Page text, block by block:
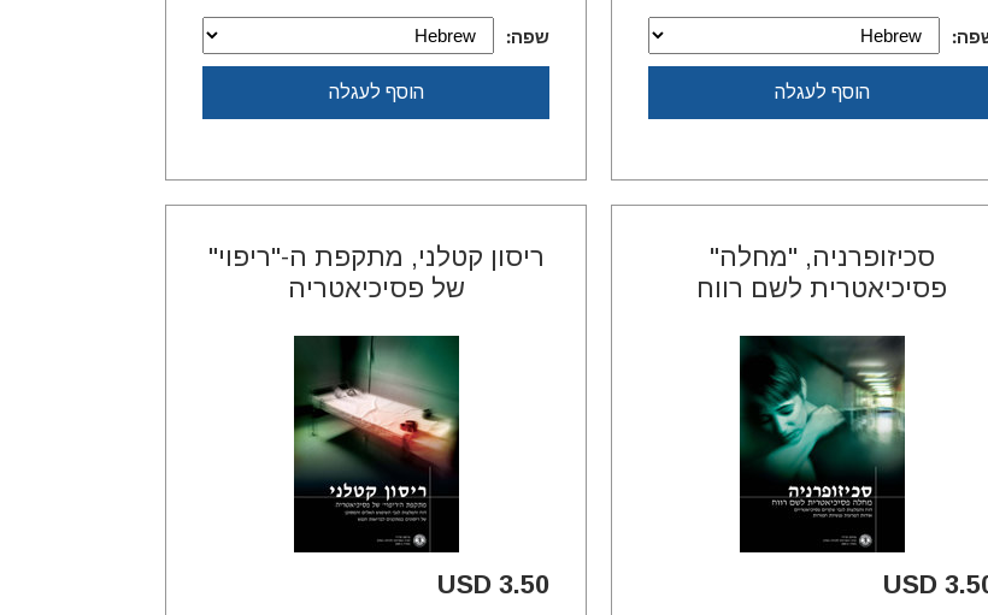
הוסף לעגלה
שפה:
הוסף לעגלה
סכיזופרניה, "מחלה"
פסיכיאטרית לשם רווח
3.50
ריסון קטלני, מתקפת ה-"ריפוי"
של פסיכיאטריה
3.50 USD